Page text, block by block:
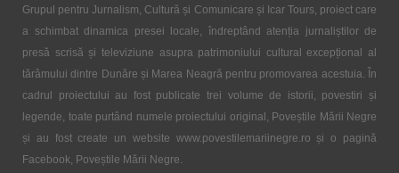
Grupul pentru Jurnalism, Cultură și Comunicare și Icar Tours, proiect care
a schimbat dinamica presei locale, îndreptând atenția jurnaliștilor de
presă scrisă și televiziune asupra patrimoniului cultural excepțional al
tărâmului dintre Dunăre și Marea Neagră pentru promovarea acestuia. În
cadrul proiectului au fost publicate trei volume de istorii, povestiri și
legende, toate purtând numele proiectului original, Poveștile Mării Negre
și au fost create un website www.povestilemariinegre.ro și o pagină
Facebook, Poveștile Mării Negre.